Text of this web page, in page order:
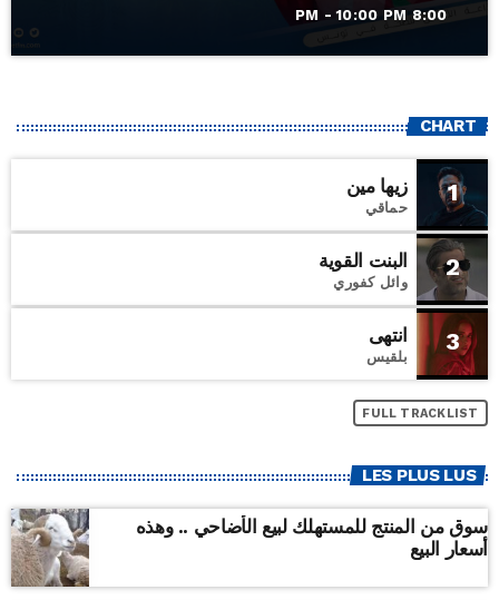
8:00 PM - 10:00 PM
CHART
1 زيها مين
حماقي
2 البنت القوية
وائل كفوري
3 انتهى
بلقيس
FULL TRACKLIST
LES PLUS LUS
سوق من المنتج للمستهلك لبيع الأضاحي .. وهذه
أسعار البيع